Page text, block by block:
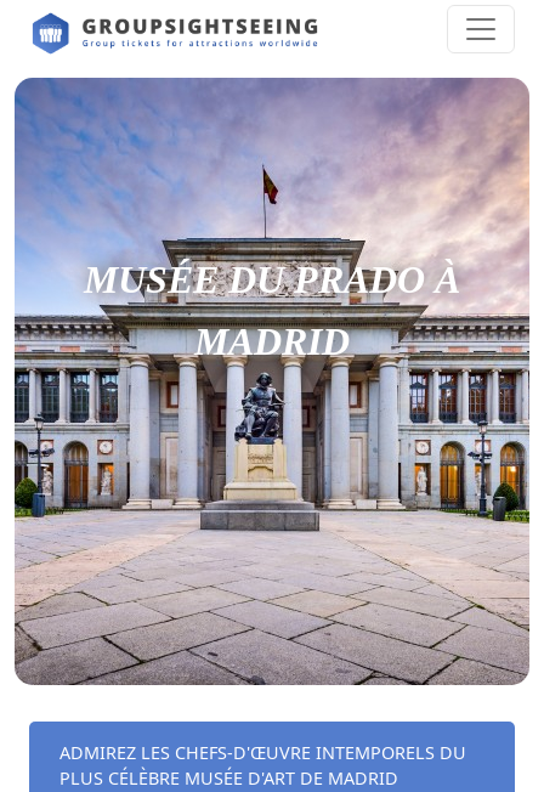
MUSÉE DU PRADO À
MADRID
ADMIREZ LES CHEFS-D'ŒUVRE INTEMPORELS DU
PLUS CÉLÈBRE MUSÉE D'ART DE MADRID